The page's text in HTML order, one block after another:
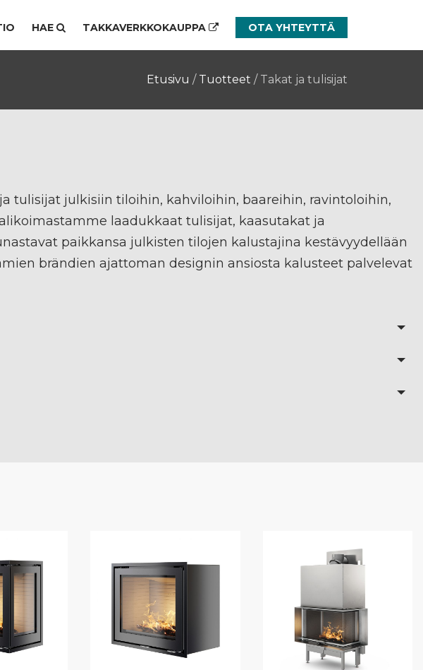
HAE TAKKAVERKKOKAUPPA OTA YHTEYTTÄ
Etusivu / Tuotteet / Takat ja tulisijat
tulisijat julkisiin tiloihin, kahviloihin, baareihin, ravintoloihin,
laadukkaat tulisijat, kaasutakat ja
paikkansa julkisten tilojen kalustajina kestävyydellään
brändien ajattoman designin ansiosta kalusteet palvelevat